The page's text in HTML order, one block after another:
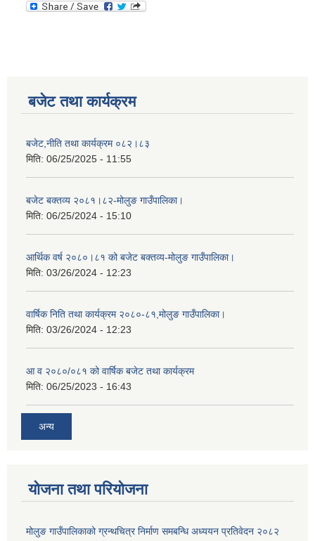
बजेट तथा कार्यक्रम
बजेट,नीति तथा कार्यक्रम ०८२।८३
मिति: 06/25/2025 - 11:55
बजेट बक्तव्य २०८१।८२-मोलुङ गाउँपालिका।
मिति: 06/25/2024 - 15:10
आर्थिक वर्ष २०८०।८१ को बजेट बक्तव्य-मोलुङ गाउँपालिका।
मिति: 03/26/2024 - 12:23
वार्षिक निति तथा कार्यक्रम २०८०-८१,मोलुङ गाउँपालिका।
मिति: 03/26/2024 - 12:23
आ व २०८०/०८१ को वार्षिक बजेट तथा कार्यक्रम
मिति: 06/25/2023 - 16:43
अन्य
योजना तथा परियोजना
मोलुङ गाउँपालिकाको ग्रन्थचित्र निर्माण समबन्धि अध्ययन प्रतिवेदन २०८२